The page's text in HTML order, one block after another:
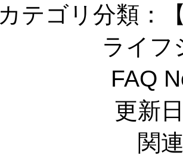
カテゴリ分類：
ライフ
FAQ
更新
関